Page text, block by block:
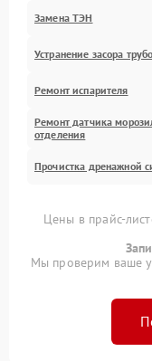
Замена ТЭН
Устранение засора
Ремонт испарителя
Ремонт датчика
отделения
Прочистка дренажной
Цены в прайс-
Мы проверим ваше